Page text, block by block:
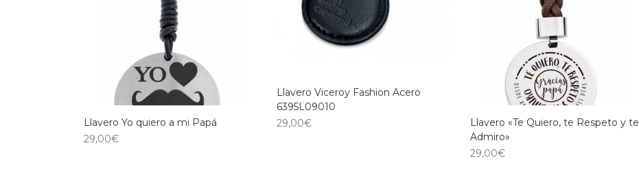
Llavero Yo quiero a mi Papá
29,00€
Llavero Viceroy Fashion Acero
6395L09010
29,00€
Llavero «Te Quiero, te Respeto y te
Admiro»
29,00€